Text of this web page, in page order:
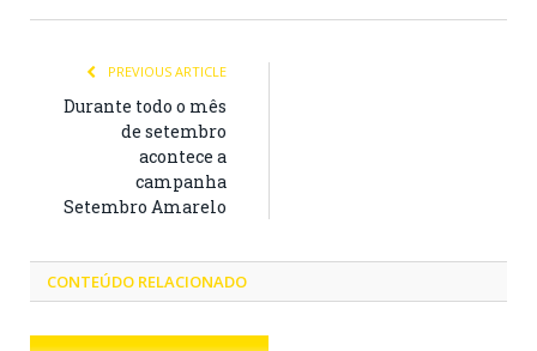
PREVIOUS ARTICLE
Durante todo o mês
de setembro
acontece a
campanha
Setembro Amarelo
CONTEÚDO RELACIONADO